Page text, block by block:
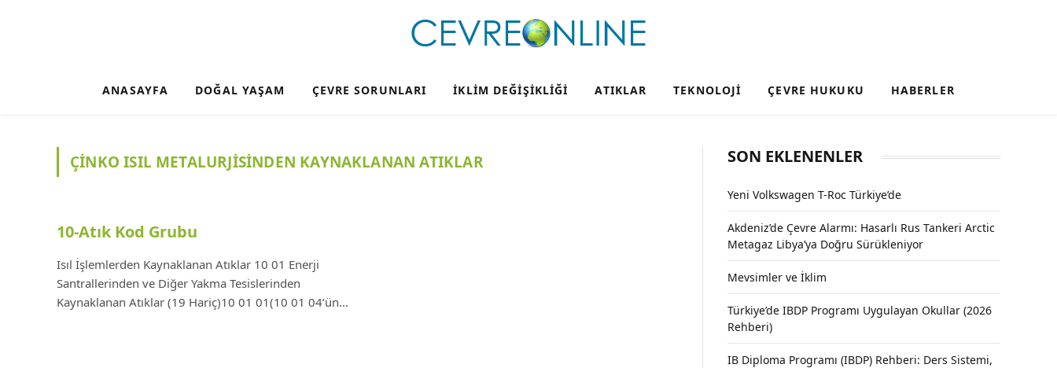
ANASAYFA DOĞAL YAŞAM ÇEVRE SORUNLARI İKLIM DEĞIŞIKLIĞI ATIKLAR TEKNOLOJI ÇEVRE HUKUKU HABERLER
ÇINKO ISIL METALURJISINDEN KAYNAKLANAN ATIKLAR
10-Atık Kod Grubu
Isıl İşlemlerden Kaynaklanan Atıklar 10 01 Enerji
Santrallerinden ve Diğer Yakma Tesislerinden
Kaynaklanan Atıklar (19 Hariç)10 01 01(10 01 04’ün…
SON EKLENENLER
Yeni Volkswagen T-Roc Türkiye’de
Akdeniz’de Çevre Alarmı: Hasarlı Rus Tankeri Arctic
Metagaz Libya’ya Doğru Sürükleniyor
Mevsimler ve İklim
Türkiye’de IBDP Programı Uygulayan Okullar (2026
Rehberi)
IB Diploma Programı (IBDP) Rehberi: Ders Sistemi,